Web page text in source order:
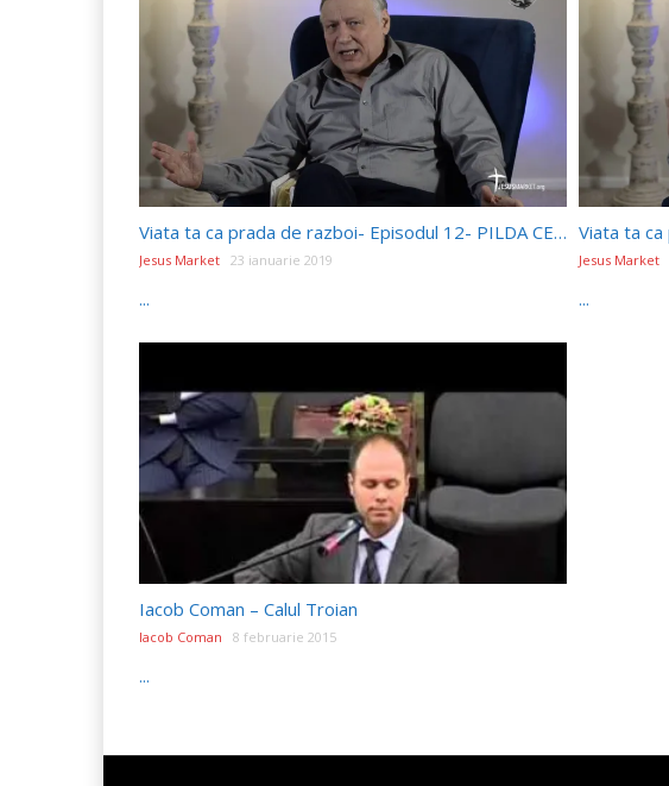
Viata ta ca prada de razboi- Episodul 12- PILDA CELOR POFTIȚI LA CINĂ
Jesus Market 23 ianuarie 2019
...
Jesus Market
...
Iacob Coman – Calul Troian
Iacob Coman 8 februarie 2015
...